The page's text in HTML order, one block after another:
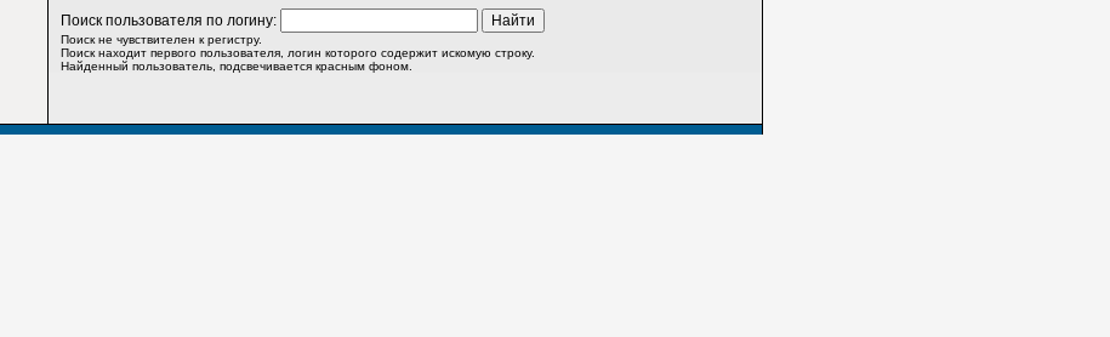
Поиск пользователя по логину:
Поиск не чувствителен к регистру.
Поиск находит первого пользователя, логин которого содержит искомую строку.
Найденный пользователь, подсвечивается красным фоном.